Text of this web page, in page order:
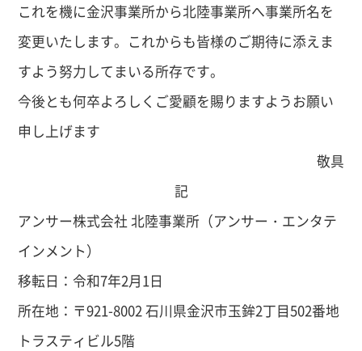
これを機に金沢事業所から北陸事業所へ事業所名を
変更いたします。これからも皆様のご期待に添えま
すよう努力してまいる所存です。
今後とも何卒よろしくご愛顧を賜りますようお願い
申し上げます
敬具
記
アンサー株式会社 北陸事業所（アンサー・エンタテ
インメント）
移転日：令和7年2月1日
所在地：〒921-8002 石川県金沢市玉鉾2丁目502番地
トラスティビル5階